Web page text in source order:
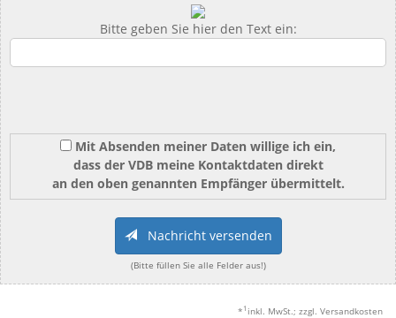
Bitte geben Sie hier den Text ein:
Mit Absenden meiner Daten willige ich ein,
dass der VDB meine Kontaktdaten direkt
an den oben genannten Empfänger übermittelt.
Nachricht versenden
(Bitte füllen Sie alle Felder aus!)
* 1 inkl. MwSt.; zzgl. Versandkosten